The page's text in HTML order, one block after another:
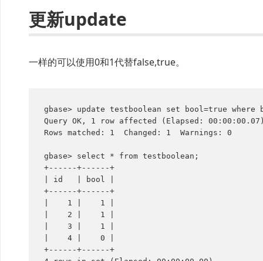
更新update
一样的可以使用0和1代替false,true。
gbase> update testboolean set bool=true where
Query OK, 1 row affected (Elapsed:
Rows matched: 1  Changed: 1  Warnings: 0
gbase> select * from testboolean;
+------+------+
| id   | bool |
+------+------+
|    1 |    1 |
|    2 |    1 |
|    3 |    1 |
|    4 |    0 |
+------+------+